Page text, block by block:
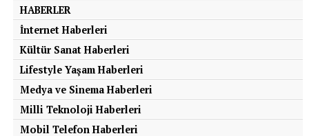
HABERLER
İnternet Haberleri
Kültür Sanat Haberleri
Lifestyle Yaşam Haberleri
Medya ve Sinema Haberleri
Milli Teknoloji Haberleri
Mobil Telefon Haberleri